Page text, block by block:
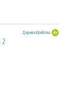
Деревообработка
2